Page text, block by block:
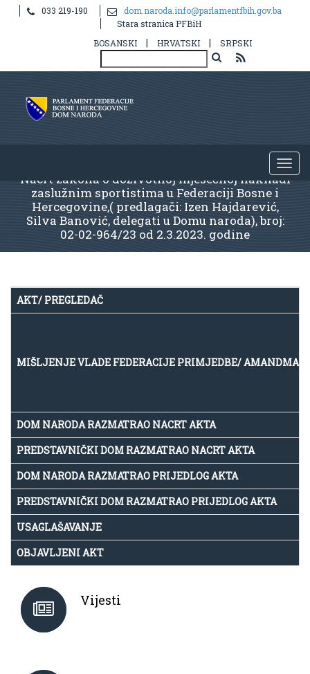
033 219-190
dom.naroda.info@parlamentfbih.gov.ba
Stara stranica PFBiH
BOSANSKI
| HRVATSKI | SRPSKI
Nacrt zakona o doživotnoj mjesečnoj naknadi
zaslužnim sportistima u Federaciji Bosne i
Hercegovine,( predlagači: Izen Hajdarević,
Silva Banović, delegati u Domu naroda), broj:
02-02-964/23 od 2.3.2023. godine
AKT/ PREGLEDAČ
MIŠLJENJE VLADE FEDERACIJE PRIMJEDBE/
DOM NARODA RAZMATRAO NACRT AKTA
PREDSTAVNIČKI DOM RAZMATRAO NACRT AKTA
DOM NARODA RAZMATRAO PRIJEDLOG AKTA
PREDSTAVNIČKI DOM RAZMATRAO PRIJEDLOG AKTA
USAGLAŠAVANJE
OBJAVLJENI AKT
Vijesti